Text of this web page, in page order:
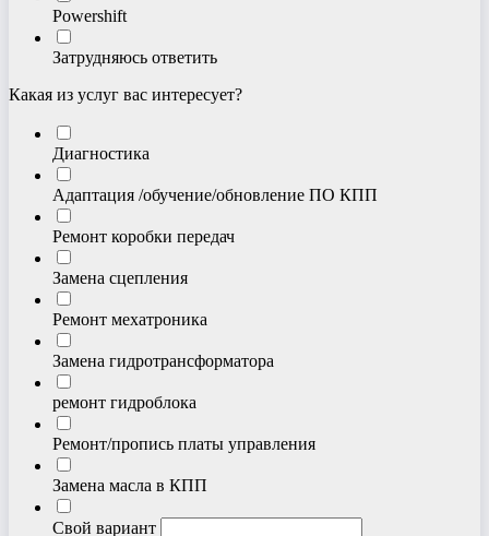
Powershift
Затрудняюсь ответить
Какая из услуг вас интересует?
Диагностика
Адаптация /обучение/обновление ПО КПП
Ремонт коробки передач
Замена сцепления
Ремонт мехатроника
Замена гидротрансформатора
ремонт гидроблока
Ремонт/пропись платы управления
Замена масла в КПП
Свой вариант